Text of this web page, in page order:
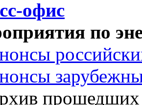
офис
по
прошедших